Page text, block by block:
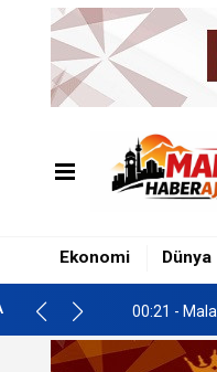
Ekonomi Dünya
00:21 -
01:07 -
00:21 -
01:26 -